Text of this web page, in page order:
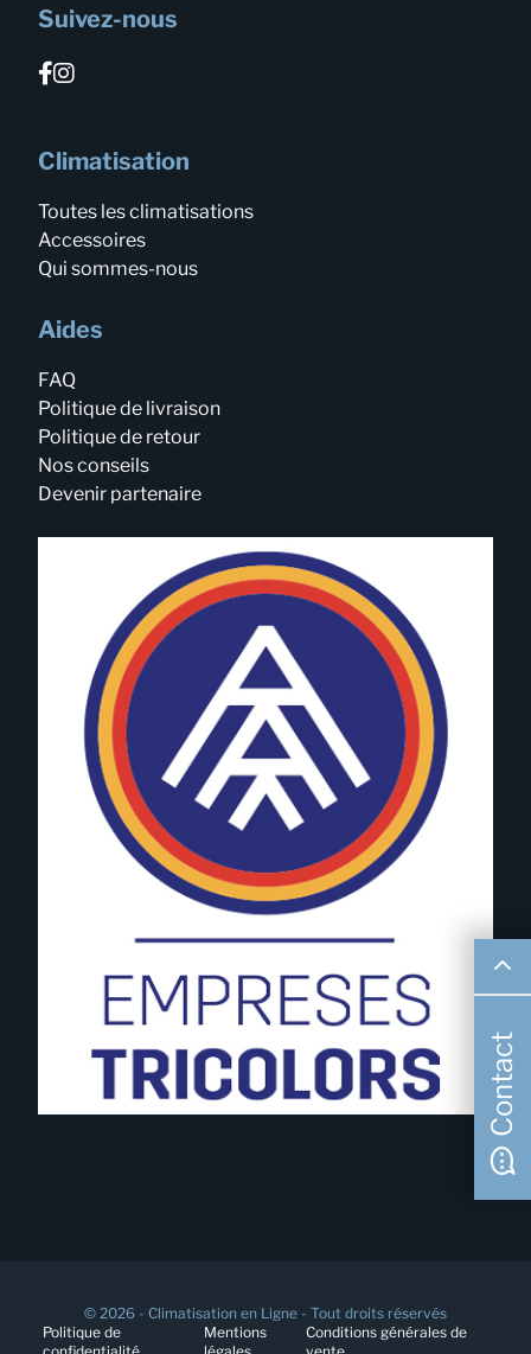
Suivez-nous
Climatisation
Toutes les climatisations
Accessoires
Qui sommes-nous
Aides
FAQ
Politique de livraison
Politique de retour
Nos conseils
Devenir partenaire
© 2026 - Climatisation en Ligne - Tout droits réservés
Politique de
Mentions
Conditions générales de
Contact